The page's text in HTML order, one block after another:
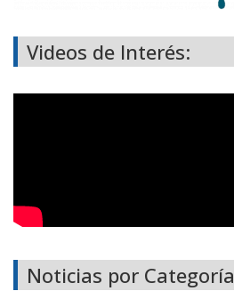
Videos de Interés:
Noticias por Categoría